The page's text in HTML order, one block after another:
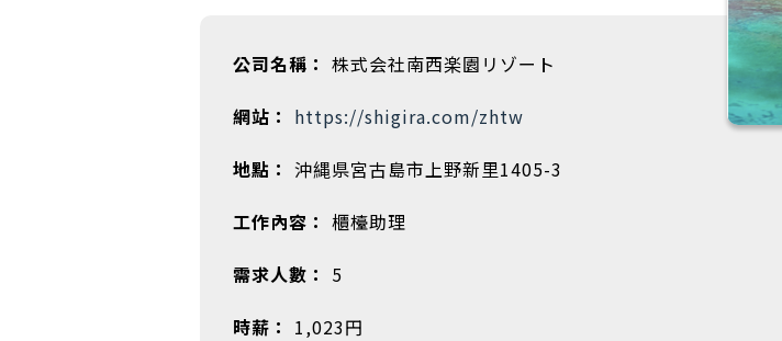
公司名稱： 株式会社南西楽園リゾート
網站： https://shigira.com/zhtw
地點： 沖縄県宮古島市上野新里1405-3
工作內容： 櫃檯助理
需求人數： 5
時薪： 1,023円